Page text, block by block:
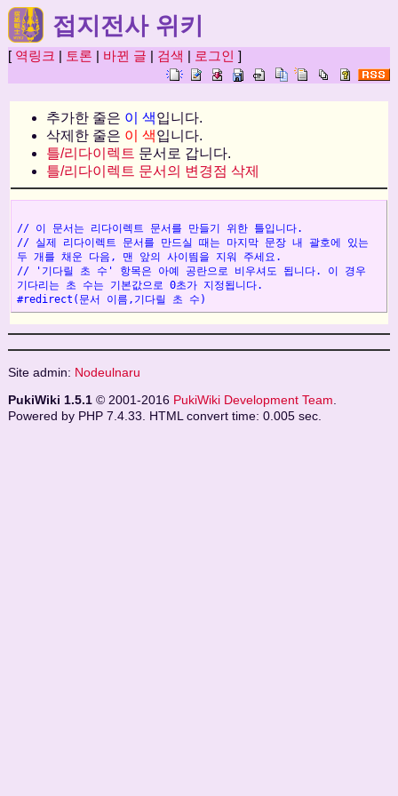
접지전사 위키
[ 역링크 | 토론 | 바뀐 글 | 검색 | 로그인 ]
추가한 줄은 이 색입니다.
삭제한 줄은 이 색입니다.
틀/리다이렉트 문서로 갑니다.
틀/리다이렉트 문서의 변경점 삭제
// 이 문서는 리다이렉트 문서를 만들기 위한 틀입니다.
// 실제 리다이렉트 문서를 만드실 때는 마지막 문장 내 괄호에 있는
두 개를 채운 다음, 맨 앞의 사이띔을 지워 주세요.
// '기다릴 초 수' 항목은 아예 공란으로 비우셔도 됩니다. 이 경우
기다리는 초 수는 기본값으로 0초가 지정됩니다.
#redirect(문서 이름,기다릴 초 수)
Site admin: Nodeulnaru
PukiWiki 1.5.1© 2001-2016 PukiWiki Development Team.
Powered by PHP 7.4.33. HTML convert time: 0.005 sec.